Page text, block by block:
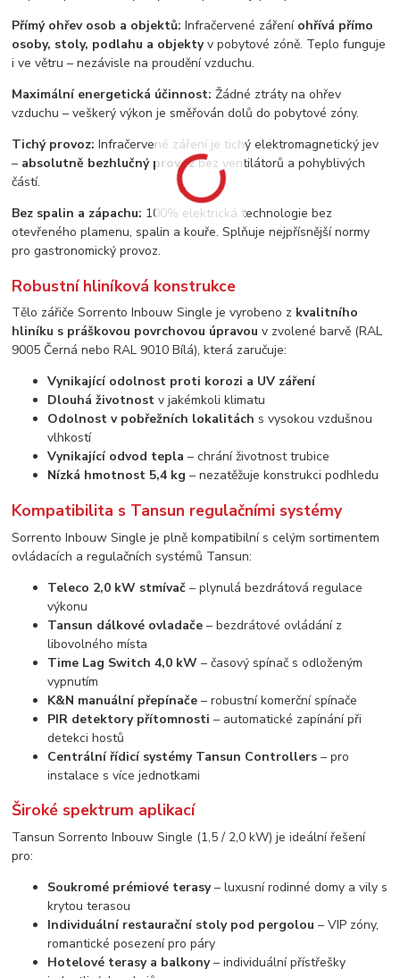
Přímý ohřev osob a objektů: Infračervené záření ohřívá přímo
osoby, stoly, podlahu a objektyv pobytové zóně. Teplo funguje
i ve větru – nezávisle na proudění vzduchu.
Maximální energetická účinnost: Žádné ztráty na ohřev
vzduchu – veškerý výkon je směřován dolů do pobytové zóny.
Tichý provoz: Infračervené záření je tichý elektromagnetický jev
– absolutně bezhlučný provozbez ventilátorů a pohyblivých
částí.
Bez spalin a zápachu: 100% elektrická technologie bez
otevřeného plamenu, spalin a kouře. Splňuje nejpřísnější normy
pro gastronomický provoz.
Robustní hliníková konstrukce
Tělo zářiče Sorrento Inbouw Single je vyrobeno z kvalitního
hliníku s práškovou povrchovou úpravou v zvolené barvě (RAL
9005 Černá nebo RAL 9010 Bílá), která zaručuje:
Vynikající odolnost proti korozi a UV záření
Dlouhá životnost v jakémkoli klimatu
Odolnost v pobřežních lokalitách s vysokou vzdušnou
vlhkostí
Vynikající odvod tepla – chrání životnost trubice
Nízká hmotnost 5,4 kg – nezatěžuje konstrukci podhledu
Kompatibilita s Tansun regulačními systémy
Sorrento Inbouw Single je plně kompatibilní s celým sortimentem
ovládacích a regulačních systémů Tansun:
Teleco 2,0 kW stmívač – plynulá bezdrátová regulace
výkonu
Tansun dálkové ovladače – bezdrátové ovládání z
libovolného místa
Time Lag Switch 4,0 kW – časový spínač s odloženým
vypnutím
K&N manuální přepínače – robustní komerční spínače
PIR detektory přítomnosti – automatické zapínání při
detekci hostů
Centrální řídicí systémy Tansun Controllers – pro
instalace s více jednotkami
Široké spektrum aplikací
Tansun Sorrento Inbouw Single (1,5 / 2,0 kW) je ideální řešení
pro:
Soukromé prémiové terasy– luxusní rodinné domy a vily s
krytou terasou
Individuální restaurační stoly pod pergolou – VIP zóny,
romantické posezení pro páry
Hotelové terasy a balkony– individuální přístřešky